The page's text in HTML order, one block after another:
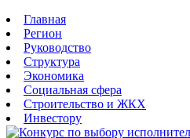
Главная
Регион
Руководство
Структура
Экономика
Социальная сфера
Строительство и ЖКХ
Инвестору